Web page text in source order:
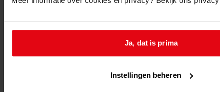
Ja, dat is prima
Instellingen beheren
12
2.
Dit bestand is nog niet gecontroleerd op volledigheid